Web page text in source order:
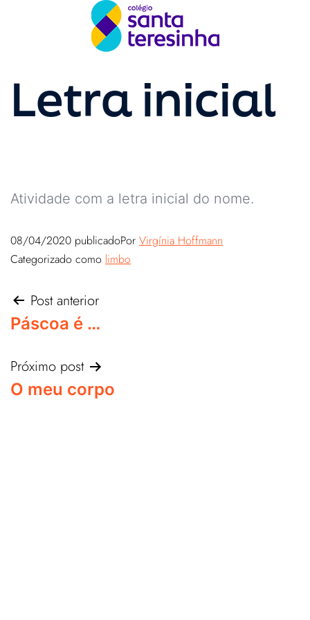
Letra inicial
Atividade com a letra inicial do nome.
08/04/2020 publicadoPor Virgínia Hoffmann
Categorizado como limbo
Post anterior
Páscoa é …
Próximo post
O meu corpo